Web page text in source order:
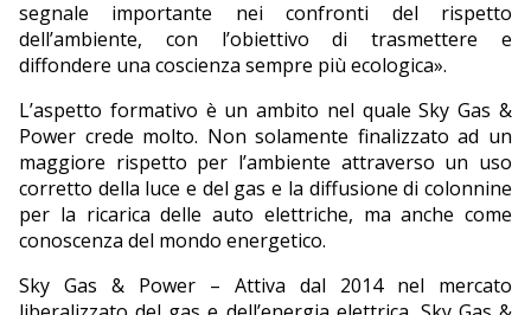
segnale importante nei confronti del rispetto
dell’ambiente, con l’obiettivo di trasmettere e
diffondere una coscienza sempre più ecologica».
L’aspetto formativo è un ambito nel quale Sky Gas &
Power crede molto. Non solamente finalizzato ad un
maggiore rispetto per l’ambiente attraverso un uso
corretto della luce e del gas e la diffusione di colonnine
per la ricarica delle auto elettriche, ma anche come
conoscenza del mondo energetico.
Sky Gas & Power – Attiva dal 2014 nel mercato